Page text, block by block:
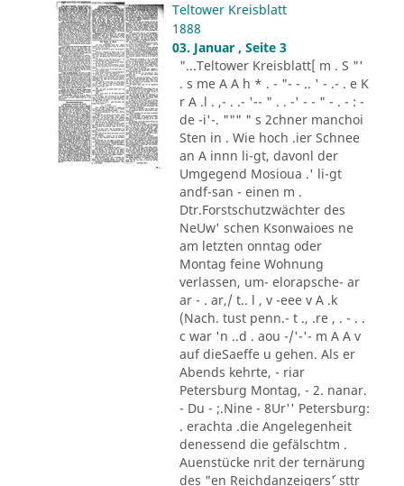
Teltower Kreisblatt
1888
03. Januar , Seite 3
"...Teltower Kreisblatt[ m . S "'
. s me A A h * . - "- - .. ' - .- . e K
r A .l . ,- . .- '-- " . . -' - - " - . - : -
de -i'-. """ " s 2chner manchoi
Sten in . Wie hoch .ier Schnee
an A innn li-gt, davonl der
Umgegend Mosioua .' li-gt
andf-san - einen m .
Dtr.Forstschutzwächter des
NeUw' schen Ksonwaioes ne
am letzten onntag oder
Montag feine Wohnung
verlassen, um- elorapsche- ar
ar - . ar,/ t.. l , v -eee v A .k
(Nach. tust penn.- t ., .re , . - . .
c war 'n ..d . aou -/'-'- m A A v
auf dieSaeffe u gehen. Als er
Abends kehrte, - riar
Petersburg Montag, - 2. nanar.
- Du - ;.Nine - 8Ur'' Petersburg:
. erachta .die Angelegenheit
denessend die gefälschtm .
Auenstücke nrit der ternärung
des "en Reichdanzeigers´' sttr